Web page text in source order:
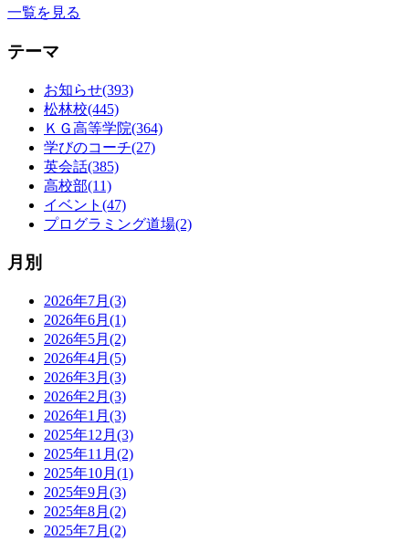
一覧を見る
テーマ
お知らせ(393)
松林校(445)
ＫＧ高等学院(364)
学びのコーチ(27)
英会話(385)
高校部(11)
イベント(47)
プログラミング道場(2)
月別
2026年7月(3)
2026年6月(1)
2026年5月(2)
2026年4月(5)
2026年3月(3)
2026年2月(3)
2026年1月(3)
2025年12月(3)
2025年11月(2)
2025年10月(1)
2025年9月(3)
2025年8月(2)
2025年7月(2)